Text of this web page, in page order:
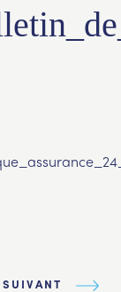
SUIVANT